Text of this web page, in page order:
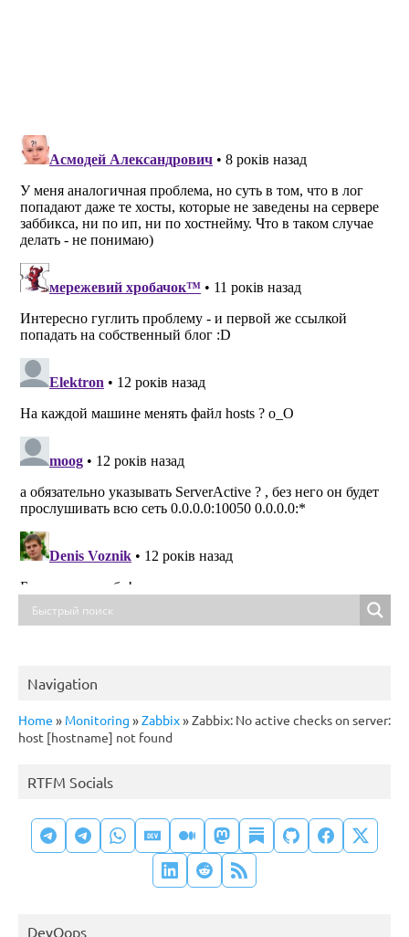
Navigation
Home » Monitoring »Zabbix»Zabbix: No active checks on server:
host [hostname] not found
RTFM Socials
DevOops